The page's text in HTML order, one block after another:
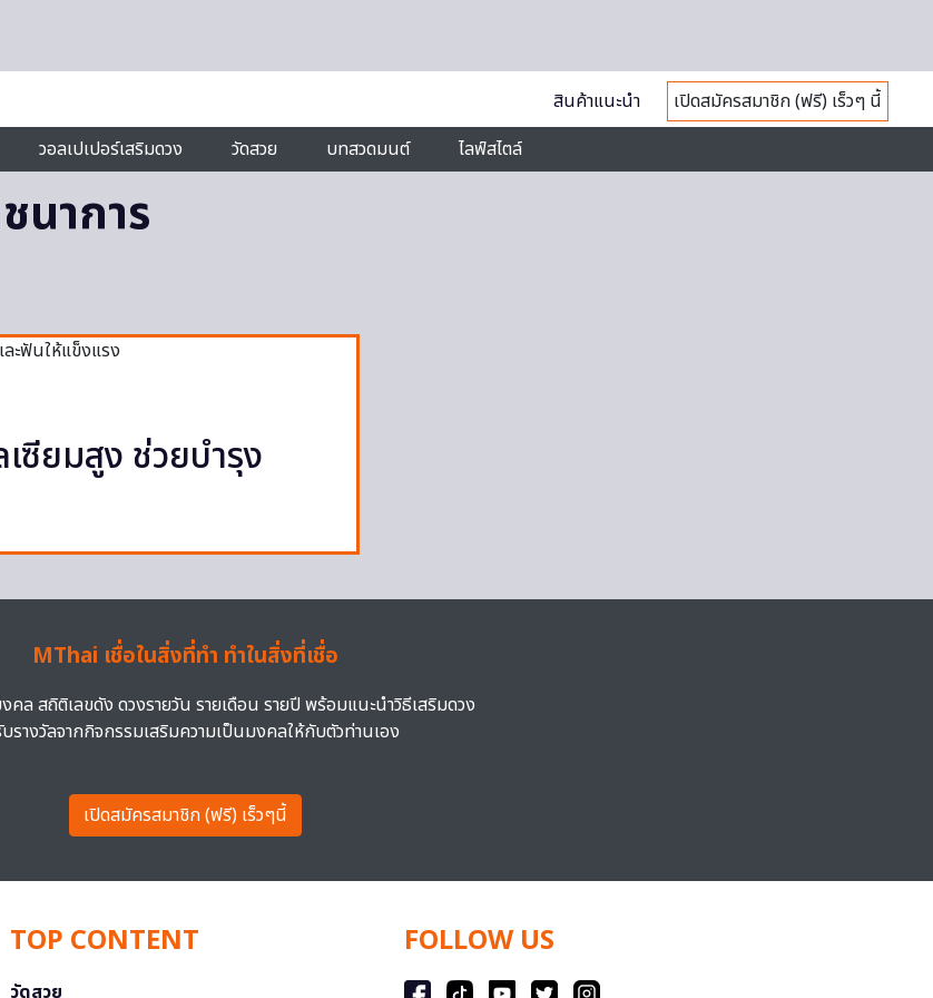
สินค้าแนะนำ
เปิดสมัครสมาชิก (ฟรี) เร็วๆ นี้
วอลเปเปอร์เสริมดวง วัดสวย บทสวดมนต์ ไลฟ์สไตล์
นาการ
ซียมสูง ช่วยบำรุง
MThai เชื่อในสิ่งที่ทำ ทำในสิ่งที่เชื่อ
คล สถิติเลขดัง ดวงรายวัน รายเดือน รายปี พร้อมแนะนำวิธีเสริมดวง
รางวัลจากกิจกรรมเสริมความเป็นมงคลให้กับตัวท่านเอง
เปิดสมัครสมาชิก (ฟรี) เร็วๆนี้
TOP CONTENT
วัดสวย
FOLLOW US